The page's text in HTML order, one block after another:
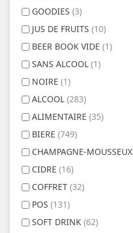
GOODIES (3)
JUS DE FRUITS (10)
BEER BOOK VIDE (1)
SANS ALCOOL (1)
NOIRE (1)
ALCOOL (283)
ALIMENTAIRE (35)
BIERE (749)
CHAMPAGNE-MOUSSEUX
CIDRE (16)
COFFRET (32)
POS (131)
SOFT DRINK (62)